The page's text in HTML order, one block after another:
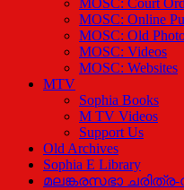
MOSC: Court
MOSC: Online
MOSC: Old
MOSC: Videos
MOSC: Websites
MTV
Sophia Books
M TV Videos
Support Us
Old Archives
Sophia E Library
മലങ്കരസഭാ